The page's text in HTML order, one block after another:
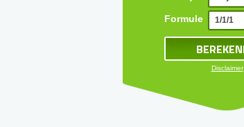
Formule 1/1/1
Disclaimer